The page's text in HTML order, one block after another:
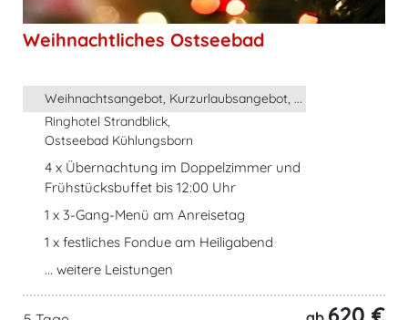
Weihnachtliches Ostseebad
Weihnachtsangebot, Kurzurlaubsangebot, ...
Ringhotel Strandblick,
Ostseebad Kühlungsborn
4 x Übernachtung im Doppelzimmer und
Frühstücksbuffet bis 12:00 Uhr
1 x 3-Gang-Menü am Anreisetag
1 x festliches Fondue am Heiligabend
... weitere Leistungen
620 €